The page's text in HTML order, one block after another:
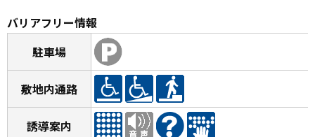
バリアフリー情報
駐車場
敷地内通路
誘導案内